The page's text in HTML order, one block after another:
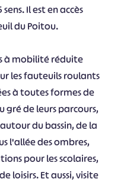
Il est en accès
du Poitou.
à mobilité réduite
les fauteuils roulants
à toutes formes de
gré de leurs parcours,
du bassin, de la
l'allée des ombres,
pour les scolaires,
loisirs. Et aussi, visite